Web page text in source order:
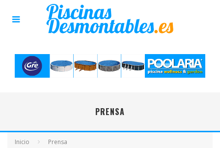
PRENSA
Inicio Prensa